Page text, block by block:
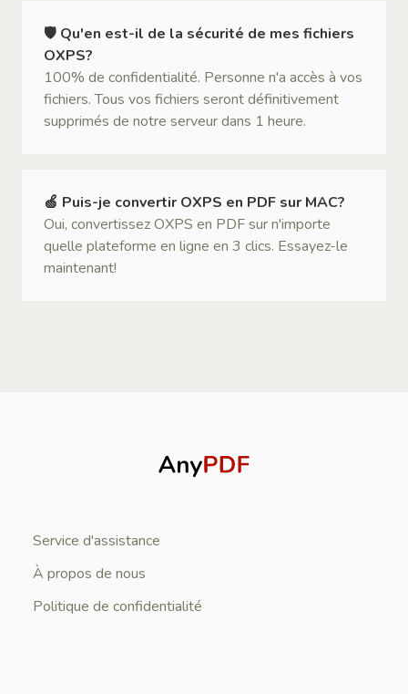
🛡 Qu'en est-il de la sécurité de mes fichiers
OXPS?
100% de confidentialité. Personne n'a accès à vos
fichiers. Tous vos fichiers seront définitivement
supprimés de notre serveur dans 1 heure.
🍏 Puis-je convertir OXPS en PDF sur MAC?
Oui, convertissez OXPS en PDF sur n'importe
quelle plateforme en ligne en 3 clics. Essayez-le
maintenant!
Service d'assistance
À propos de nous
Politique de confidentialité